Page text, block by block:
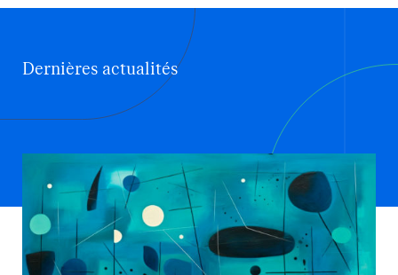
Dernières actualités